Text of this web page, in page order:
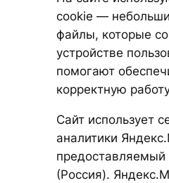
cookie —
файлы, которые
устройстве
помогают
корректную
Сайт использует
аналитики
(Россия).